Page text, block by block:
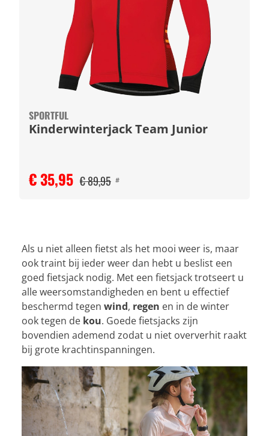
SPORTFUL
Kinderwinterjack Team Junior
€ 35,95 € 89,95 #
Als u niet alleen fietst als het mooi weer is, maar
ook traint bij ieder weer dan hebt u beslist een
goed fietsjack nodig. Met een fietsjack trotseert u
alle weersomstandigheden en bent u effectief
beschermd tegen wind, regen en in de winter
ook tegen de kou. Goede fietsjacks zijn
bovendien ademend zodat u niet oververhit raakt
bij grote krachtinspanningen.